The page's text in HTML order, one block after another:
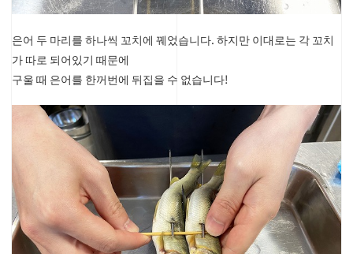
은어 두 마리를 하나씩 꼬치에 꿰었습니다. 하지만 이대로는 각 꼬치
가 따로 되어있기 때문에
구울 때 은어를 한꺼번에 뒤집을 수 없습니다!